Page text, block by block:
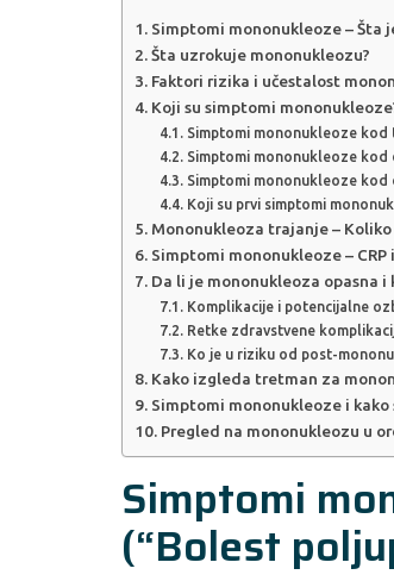
Simptomi mononukleoze – Šta
Šta uzrokuje mononukleozu?
Faktori rizika i učestalost
Koji su simptomi
Simptomi mononukleoze
Simptomi mononukleoze kod
Simptomi mononukleoze kod
Koji su prvi simptomi
Mononukleoza trajanje –
Simptomi mononukleoze –
Da li je mononukleoza opasna
Komplikacije i potencijalne
Retke zdravstvene
Ko je u riziku od post-
Kako izgleda tretman za
Simptomi mononukleoze i
Pregled na mononukleozu u
Simptomi
(“Bolest